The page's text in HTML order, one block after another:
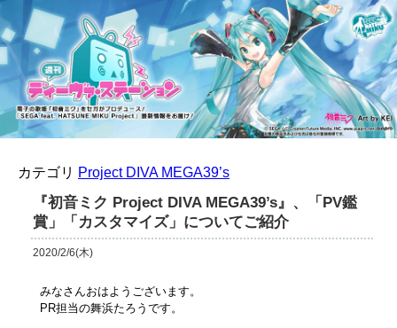
カテゴリ Project DIVA MEGA39’s
『初音ミク Project DIVA MEGA39’s』、「PV鑑
賞」「カスタマイズ」についてご紹介
2020/2/6(木)
みなさんおはようございます。
PR担当の舞浜たろうです。